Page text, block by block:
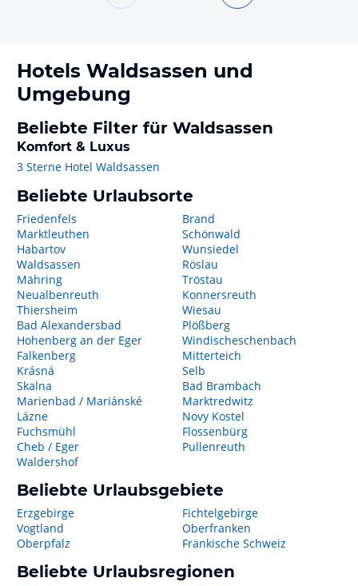
Hotels Waldsassen und
Umgebung
Beliebte Filter für Waldsassen
Komfort & Luxus
3 Sterne Hotel Waldsassen
Beliebte Urlaubsorte
Friedenfels
Marktleuthen
Habartov
Waldsassen
Mähring
Neualbenreuth
Thiersheim
Bad Alexandersbad
Hohenberg an der Eger
Falkenberg
Krásná
Skalna
Marienbad / Mariánské
Lázne
Fuchsmühl
Cheb / Eger
Waldershof
Brand
Schönwald
Wunsiedel
Röslau
Tröstau
Konnersreuth
Wiesau
Plößberg
Windischeschenbach
Mitterteich
Selb
Bad Brambach
Marktredwitz
Novy Kostel
Flossenbürg
Pullenreuth
Beliebte Urlaubsgebiete
Erzgebirge
Vogtland
Oberpfalz
Fichtelgebirge
Oberfranken
Fränkische Schweiz
Beliebte Urlaubsregionen